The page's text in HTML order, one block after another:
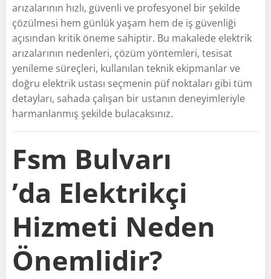
arızalarının hızlı, güvenli ve profesyonel bir şekilde
çözülmesi hem günlük yaşam hem de iş güvenliği
açısından kritik öneme sahiptir. Bu makalede elektrik
arızalarının nedenleri, çözüm yöntemleri, tesisat
yenileme süreçleri, kullanılan teknik ekipmanlar ve
doğru elektrik ustası seçmenin püf noktaları gibi tüm
detayları, sahada çalışan bir ustanın deneyimleriyle
harmanlanmış şekilde bulacaksınız.
Fsm Bulvarı
’da Elektrikçi
Hizmeti Neden
Önemlidir?